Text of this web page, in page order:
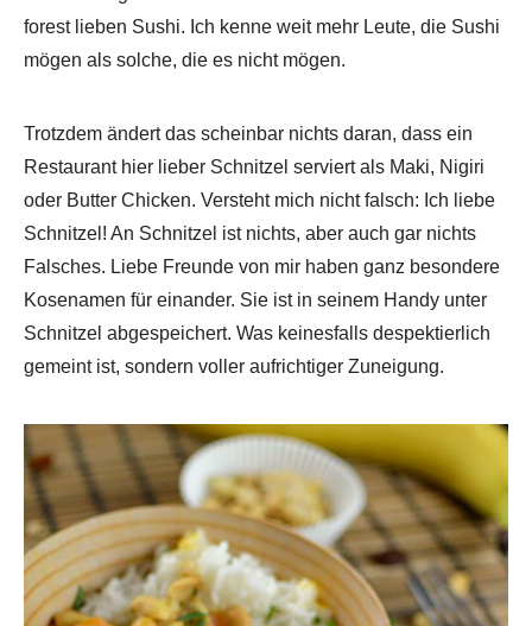
forest lieben Sushi. Ich kenne weit mehr Leute, die Sushi
mögen als solche, die es nicht mögen.
Trotzdem ändert das scheinbar nichts daran, dass ein
Restaurant hier lieber Schnitzel serviert als Maki, Nigiri
oder Butter Chicken. Versteht mich nicht falsch: Ich liebe
Schnitzel! An Schnitzel ist nichts, aber auch gar nichts
Falsches. Liebe Freunde von mir haben ganz besondere
Kosenamen für einander. Sie ist in seinem Handy unter
Schnitzel abgespeichert. Was keinesfalls despektierlich
gemeint ist, sondern voller aufrichtiger Zuneigung.